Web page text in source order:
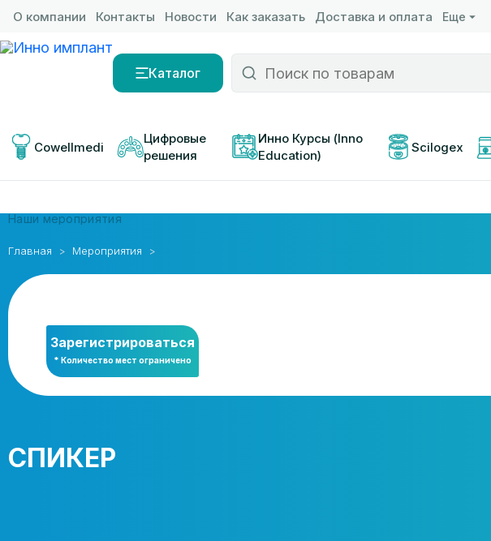
О компании Контакты Новости Как заказать Доставка и оплата Еще
Каталог
Cowellmedi
Цифровые
решения
Инно Курсы (Inno
Education)
Scilogex
Наши мероприятия
Главная Мероприятия
Зарегистрироваться
* Количество мест ограничено
СПИКЕР